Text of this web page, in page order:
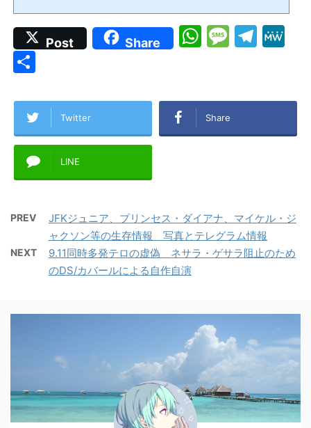
きているので、インストールしてしまった場合はアンインストールし、本物をダウ
ンロードする必要あり。インストールと日本語化インスト...
Post Share
W
s
A
M
s
a
T
gr e
Twitter Share
LINE
PREV
JFKジュニア、プリンセス・ダイアナ、マイケル・ジ
ャクソン等の生存情報 写真とテレグラム情報
NEXT
9.11同時多発テロの虚偽 ネサラ・ゲサラ阻止のため
のDS/カバールによる自作自演